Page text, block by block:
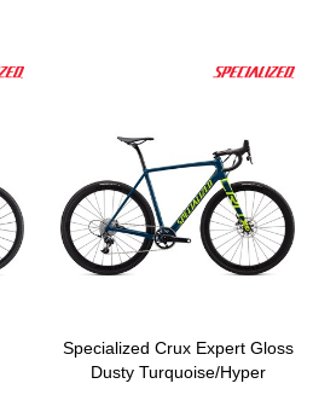
Specialized Crux Expert Gloss
Dusty Turquoise/Hyper